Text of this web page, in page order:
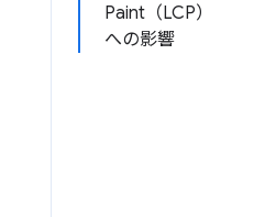
Paint（LCP）
への影響